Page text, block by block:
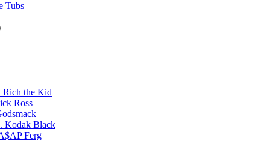
Tubs
Rich the Kid
Ross
Kodak Black
Ferg